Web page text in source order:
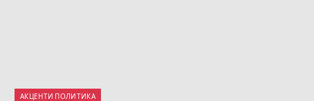
АКЦЕНТИ ПОЛИТИКА